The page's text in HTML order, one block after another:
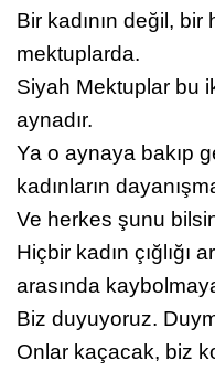
Bir kadının değil, bir
mektuplarda.
Siyah Mektuplar bu
aynadır.
Ya o aynaya bakıp
kadınların
Ve herkes şunu
Hiçbir kadın çığlığı
arasında
Biz duyuyoruz.
Onlar kaçacak, biz